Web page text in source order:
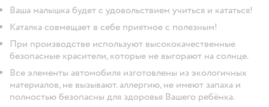
Ваша малышка будет с удовольствием учиться и кататься!
Каталка совмещает в себе приятное с полезным!
При производстве используют высококачественные
безопасные красители, которые не выгорают на солнце.
Все элементы автомобиля изготовлены из экологичных
материалов, не вызывают. аллергию, не имеют запаха и
полностью безопасны для здоровья Вашего ребёнка.